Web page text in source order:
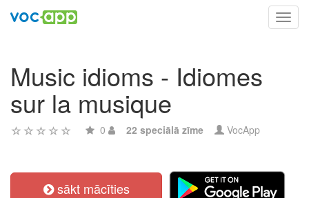
Music idioms - Idiomes
sur la musique
0 22 speciālā zīme VocApp
sākt mācīties